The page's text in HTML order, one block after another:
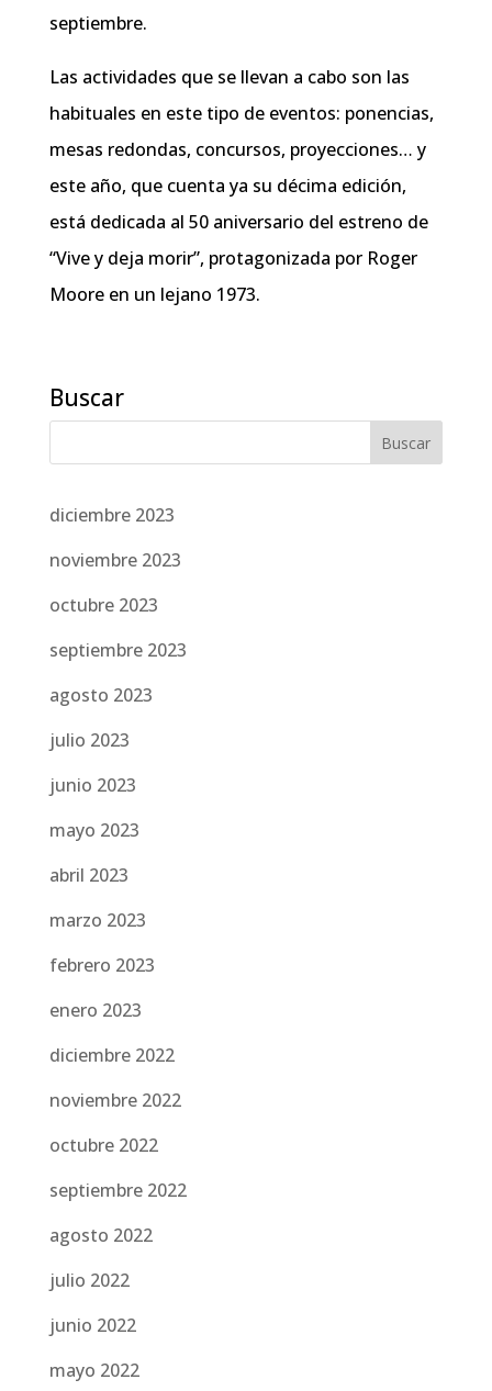
septiembre.
Las actividades que se llevan a cabo son las
habituales en este tipo de eventos: ponencias,
mesas redondas, concursos, proyecciones… y
este año, que cuenta ya su décima edición,
está dedicada al 50 aniversario del estreno de
“Vive y deja morir”, protagonizada por Roger
Moore en un lejano 1973.
Buscar
diciembre 2023
noviembre 2023
octubre 2023
septiembre 2023
agosto 2023
julio 2023
junio 2023
mayo 2023
abril 2023
marzo 2023
febrero 2023
enero 2023
diciembre 2022
noviembre 2022
octubre 2022
septiembre 2022
agosto 2022
julio 2022
junio 2022
mayo 2022